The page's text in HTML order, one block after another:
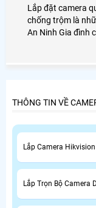
Lắp đặt camera
chống trộm là
An Ninh Gia đình cửa
THÔNG TIN VỀ
Lắp Camera
Lắp Trọn Bộ Camera